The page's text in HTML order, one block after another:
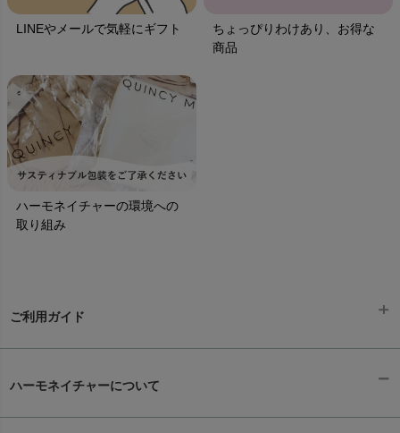
LINEやメールで気軽にギフト
ちょっぴりわけあり、お得な
商品
ハーモネイチャーの環境への
取り組み
ご利用ガイド
ハーモネイチャーについて